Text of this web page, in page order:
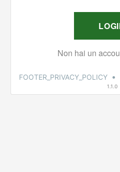
FOOTER_PRIVACY_POLICY •
1.1.0